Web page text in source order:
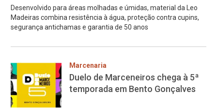
Desenvolvido para áreas molhadas e úmidas, material da Leo
Madeiras combina resistência à água, proteção contra cupins,
segurança antichamas e garantia de 50 anos
Marcenaria
Duelo de Marceneiros chega à 5ª
temporada em Bento Gonçalves